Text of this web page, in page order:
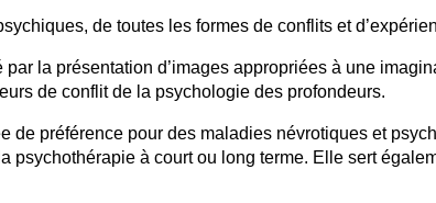
de toutes les formes de conflits et
la présentation d’images appropriées à une
de conflit de la psychologie des profondeurs.
de préférence pour des maladies névrotiques et
psychothérapie à court ou long terme. Elle sert